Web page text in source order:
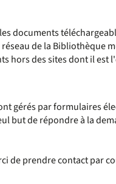
documents
de la
hors des sites dont il est
gérés par formulaires
de répondre à la
de prendre contact par